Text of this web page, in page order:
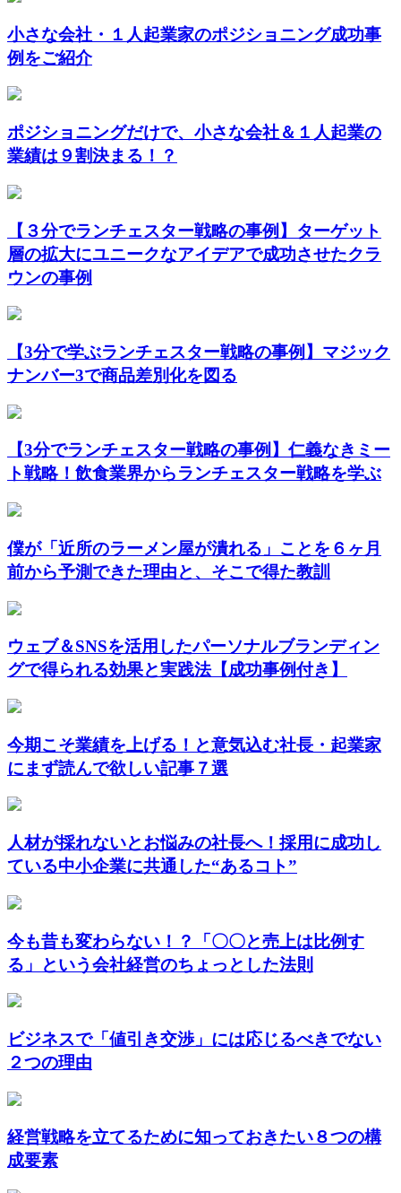
小さな会社・１人起業家のポジショニング成功事
例をご紹介
ポジショニングだけで、小さな会社＆１人起業の
業績は９割決まる！？
【３分でランチェスター戦略の事例】ターゲット
層の拡大にユニークなアイデアで成功させたクラ
ウンの事例
【3分で学ぶランチェスター戦略の事例】マジック
ナンバー3で商品差別化を図る
【3分でランチェスター戦略の事例】仁義なきミー
ト戦略！飲食業界からランチェスター戦略を学ぶ
僕が「近所のラーメン屋が潰れる」ことを６ヶ月
前から予測できた理由と、そこで得た教訓
ウェブ＆SNSを活用したパーソナルブランディン
グで得られる効果と実践法【成功事例付き】
今期こそ業績を上げる！と意気込む社長・起業家
にまず読んで欲しい記事７選
人材が採れないとお悩みの社長へ！採用に成功し
ている中小企業に共通した“あるコト”
今も昔も変わらない！？「〇〇と売上は比例す
る」という会社経営のちょっとした法則
ビジネスで「値引き交渉」には応じるべきでない
２つの理由
経営戦略を立てるために知っておきたい８つの構
成要素